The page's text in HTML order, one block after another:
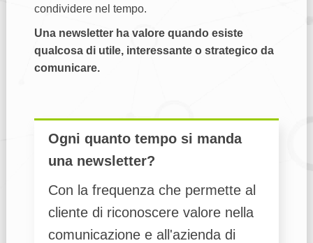
condividere nel tempo.
Una newsletter ha valore quando esiste
qualcosa di utile, interessante o strategico da
comunicare.
Ogni quanto tempo si manda
una newsletter?
Con la frequenza che permette al
cliente di riconoscere valore nella
comunicazione e all'azienda di